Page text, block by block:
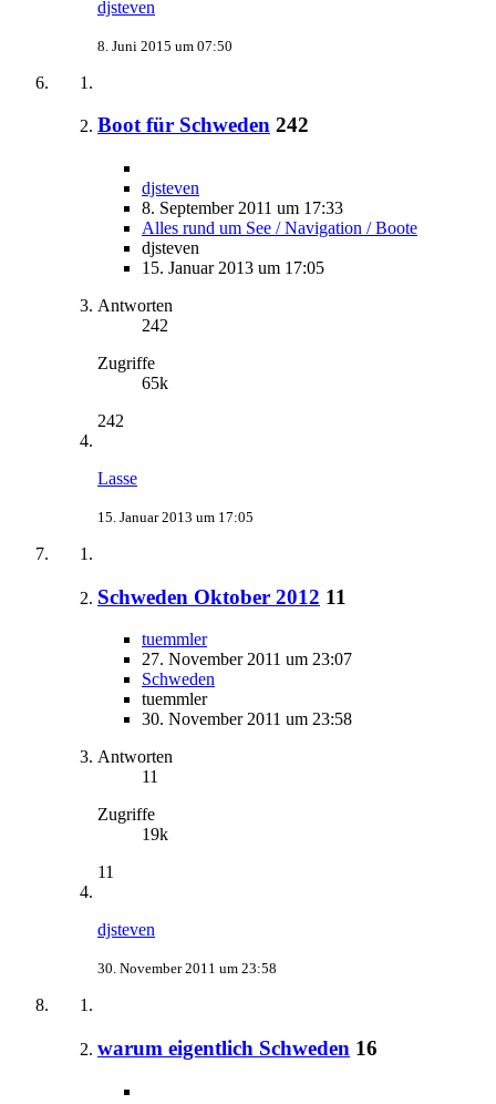
djsteven
8. Juni 2015 um 07:50
Boot für Schweden 242
djsteven
8. September 2011 um 17:33
Alles rund um See / Navigation / Boote
djsteven
15. Januar 2013 um 17:05
Antworten
242
Zugriffe
65k
242
Lasse
15. Januar 2013 um 17:05
Schweden Oktober 2012 11
tuemmler
27. November 2011 um 23:07
Schweden
tuemmler
30. November 2011 um 23:58
Antworten
11
Zugriffe
19k
11
djsteven
30. November 2011 um 23:58
warum eigentlich Schweden 16